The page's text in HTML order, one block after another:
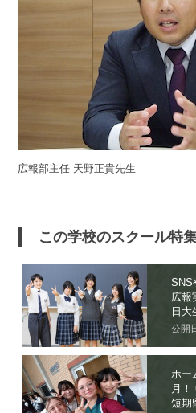
広報部主任 天野正貴先生
この学校のスクール特
SNS
広報
日大
公開
ホー
月
短期